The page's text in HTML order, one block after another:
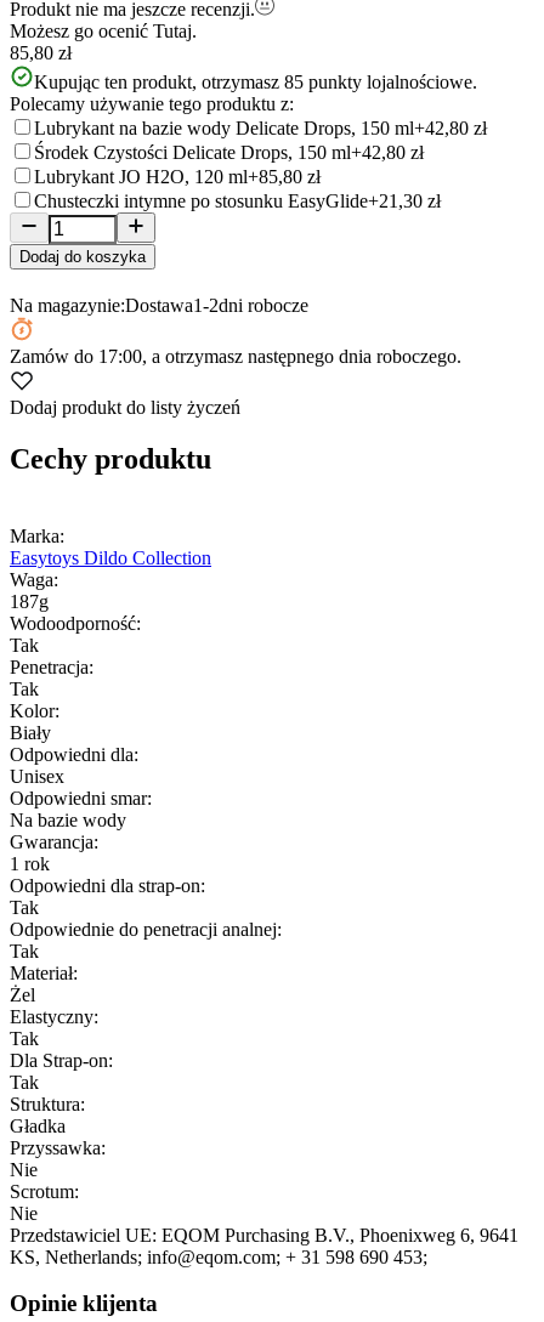
Produkt nie ma jeszcze recenzji.
Możesz go ocenić Tutaj.
85,80 zł
Kupując ten produkt, otrzymasz 85 punkty lojalnościowe.
Polecamy używanie tego produktu z:
Lubrykant na bazie wody Delicate Drops, 150 ml+42,80 zł
Środek Czystości Delicate Drops, 150 ml+42,80 zł
Lubrykant JO H2O, 120 ml+85,80 zł
Chusteczki intymne po stosunku EasyGlide+21,30 zł
Dodaj do koszyka
Na magazynie:Dostawa1-2dni robocze
Zamów do 17:00, a otrzymasz następnego dnia roboczego.
Dodaj produkt do listy życzeń
Cechy produktu
Marka:
Easytoys Dildo Collection
Waga:
187g
Wodoodporność:
Tak
Penetracja:
Tak
Kolor:
Biały
Odpowiedni dla:
Unisex
Odpowiedni smar:
Na bazie wody
Gwarancja:
1 rok
Odpowiedni dla strap-on:
Tak
Odpowiednie do penetracji analnej:
Tak
Materiał:
Żel
Elastyczny:
Tak
Dla Strap-on:
Tak
Struktura:
Gładka
Przyssawka:
Nie
Scrotum:
Nie
Przedstawiciel UE: EQOM Purchasing B.V., Phoenixweg 6, 9641
KS, Netherlands; info@eqom.com; + 31 598 690 453;
Opinie klijenta